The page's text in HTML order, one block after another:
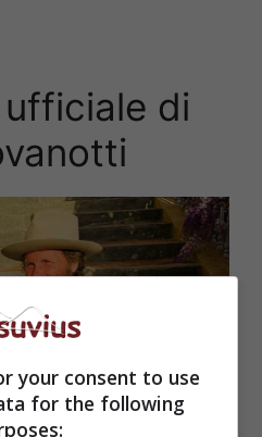
ufficiale di
your consent to use
for the following